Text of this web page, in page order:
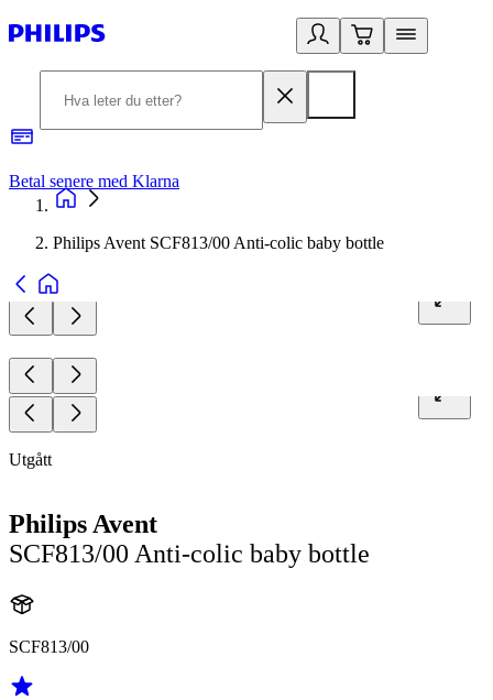
Betal senere med Klarna
Philips Avent SCF813/00 Anti-colic baby bottle
Utgått
Philips Avent
SCF813/00 Anti-colic baby bottle
SCF813/00